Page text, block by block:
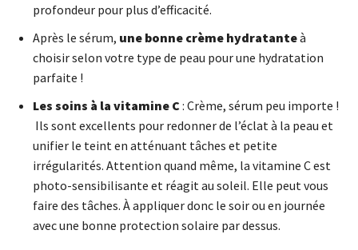
profondeur pour plus d’efficacité.
Après le sérum, une bonne crème hydratanteà
choisir selon votre type de peau pour une hydratation
parfaite !
Les soins à la vitamine C: Crème, sérum peu importe !
Ils sont excellents pour redonner de l’éclat à la peau et
unifier le teint en atténuant tâches et petite
irrégularités. Attention quand même, la vitamine C est
photo-sensibilisante et réagit au soleil. Elle peut vous
faire des tâches. À appliquer donc le soir ou en journée
avec une bonne protection solaire par dessus.